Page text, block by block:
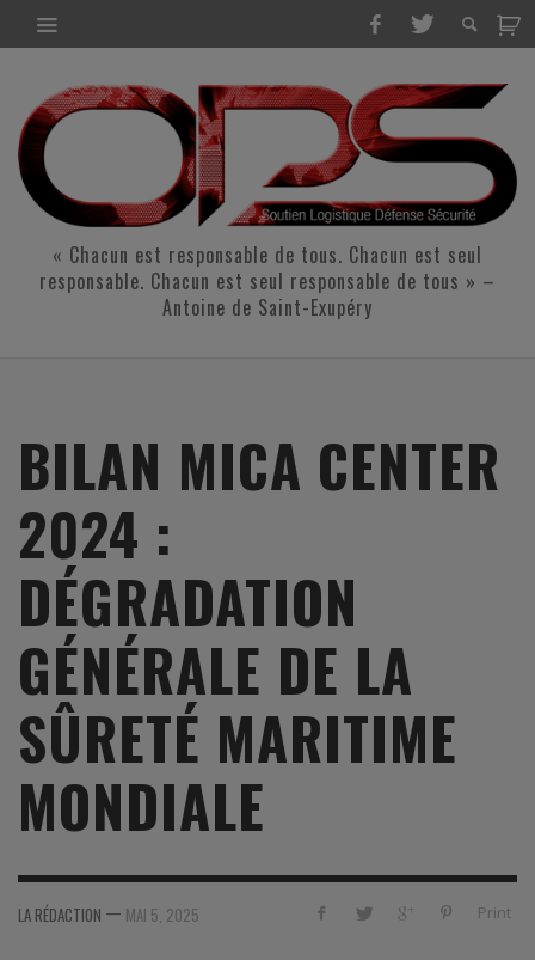
« Chacun est responsable de tous. Chacun est seul
responsable. Chacun est seul responsable de tous » –
Antoine de Saint-Exupéry
BILAN MICA CENTER
2024 :
DÉGRADATION
GÉNÉRALE DE LA
SÛRETÉ MARITIME
MONDIALE
Print
LA RÉDACTION — MAI 5, 2025